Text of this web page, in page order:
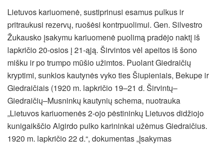
Lietuvos kariuomenė, sustiprinusi esamus pulkus ir
pritraukusi rezervų, ruošėsi kontrpuolimui. Gen. Silvestro
Žukausko įsakymu kariuomenė puolimą pradėjo naktį iš
lapkričio 20-osios į 21-ąją. Širvintos vėl apeitos iš šono
mišku ir po trumpo mūšio užimtos. Puolant Giedraičių
kryptimi, sunkios kautynės vyko ties Šiupieniais, Bekupe ir
Giedraičiais (1920 m. lapkričio 19–21 d. Širvintų–
Giedraičių–Musninkų kautynių schema, nuotrauka
„Lietuvos kariuomenės 2-ojo pėstininkų Lietuvos didžiojo
kunigaikščio Algirdo pulko karininkai užėmus Giedraičius.
1920 m. lapkričio 22 d.“, dokumentas „Įsakymas